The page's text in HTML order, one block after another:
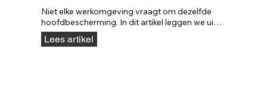
Niet elke werkomgeving vraagt om dezelfde
hoofdbescherming. In dit artikel leggen we uit
wanneer een stootcap voldoende
bescherming biedt en wanneer een
Lees artikel